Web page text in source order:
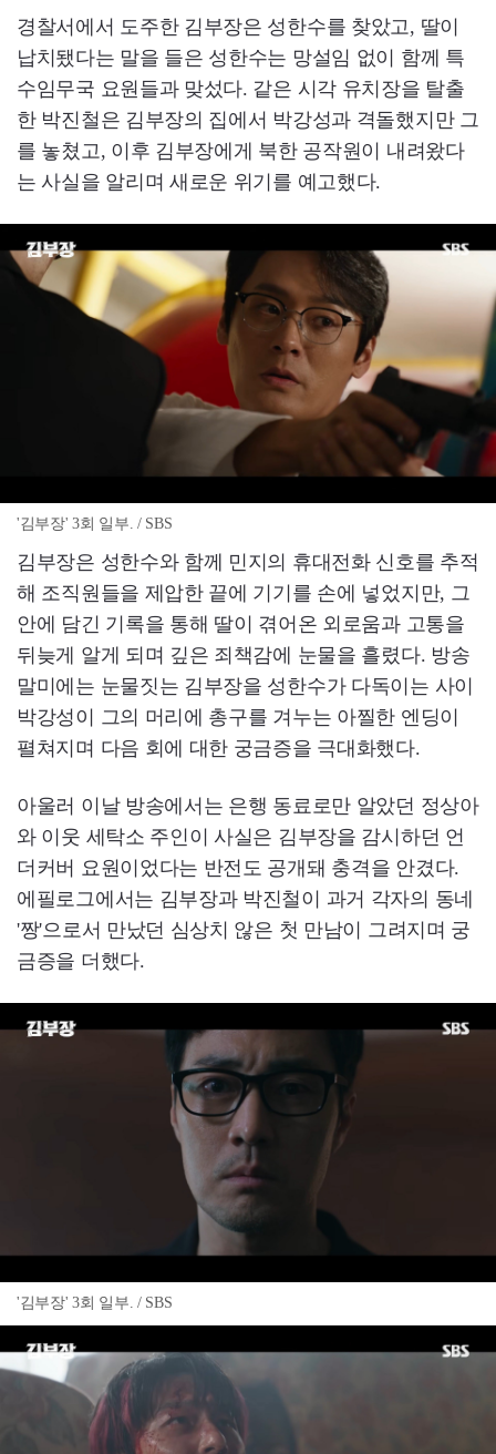
경찰서에서 도주한 김부장은 성한수를 찾았고, 딸이
납치됐다는 말을 들은 성한수는 망설임 없이 함께 특
수임무국 요원들과 맞섰다. 같은 시각 유치장을 탈출
한 박진철은 김부장의 집에서 박강성과 격돌했지만 그
를 놓쳤고, 이후 김부장에게 북한 공작원이 내려왔다
는 사실을 알리며 새로운 위기를 예고했다.
'김부장' 3회 일부. / SBS
김부장은 성한수와 함께 민지의 휴대전화 신호를 추적
해 조직원들을 제압한 끝에 기기를 손에 넣었지만, 그
안에 담긴 기록을 통해 딸이 겪어온 외로움과 고통을
뒤늦게 알게 되며 깊은 죄책감에 눈물을 흘렸다. 방송
말미에는 눈물짓는 김부장을 성한수가 다독이는 사이
박강성이 그의 머리에 총구를 겨누는 아찔한 엔딩이
펼쳐지며 다음 회에 대한 궁금증을 극대화했다.
아울러 이날 방송에서는 은행 동료로만 알았던 정상아
와 이웃 세탁소 주인이 사실은 김부장을 감시하던 언
더커버 요원이었다는 반전도 공개돼 충격을 안겼다.
에필로그에서는 김부장과 박진철이 과거 각자의 동네
'짱'으로서 만났던 심상치 않은 첫 만남이 그려지며 궁
금증을 더했다.
'김부장' 3회 일부. / SBS